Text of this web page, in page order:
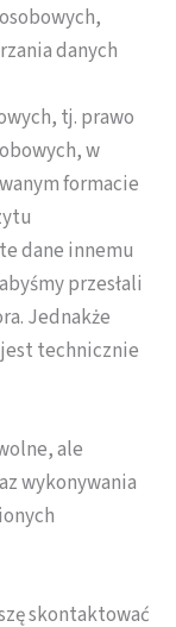
danych
tj. prawo
w
formacie
dane innemu
przesłali
Jednakże
technicznie
ale
wykonywania
skontaktować